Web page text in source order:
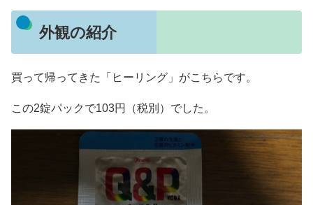
外観の紹介
買って帰ってきた「ヒーリング」がこちらです。
この2錠パックで103円（税別）でした。